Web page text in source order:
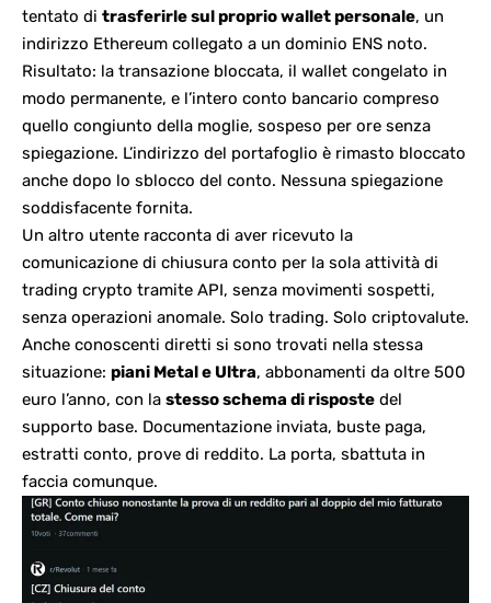
tentato di trasferirle sul proprio wallet personale, un
indirizzo Ethereum collegato a un dominio ENS noto.
Risultato: la transazione bloccata, il wallet congelato in
modo permanente, e l’intero conto bancario compreso
quello congiunto della moglie, sospeso per ore senza
spiegazione. L’indirizzo del portafoglio è rimasto bloccato
anche dopo lo sblocco del conto. Nessuna spiegazione
soddisfacente fornita.
Un altro utente racconta di aver ricevuto la
comunicazione di chiusura conto per la sola attività di
trading crypto tramite API, senza movimenti sospetti,
senza operazioni anomale. Solo trading. Solo criptovalute.
Anche conoscenti diretti si sono trovati nella stessa
situazione: piani Metal e Ultra, abbonamenti da oltre 500
euro l’anno, con la stesso schema di risposte del
supporto base. Documentazione inviata, buste paga,
estratti conto, prove di reddito. La porta, sbattuta in
faccia comunque.